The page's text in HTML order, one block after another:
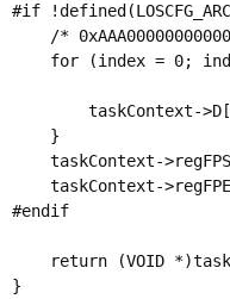
#if
/*
for (index = 0;
taskContext-
    }
taskContext-
taskContext-
#endif
return (VOID